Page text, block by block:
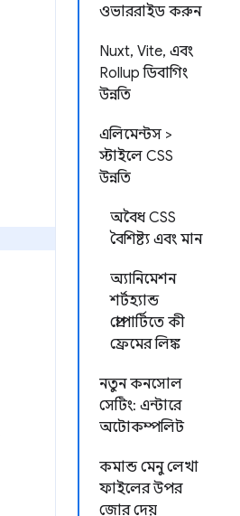
ওভাররাইড করুন
Nuxt, Vite, এবং
Rollup ডিবাগিং
উন্নতি
এলিমেন্টস >
স্টাইলে CSS
উন্নতি
অবৈধ CSS
বৈশিষ্ট্য এবং মান
অ্যানিমেশন
শর্টহ্যান্ড
প্রোপার্টিতে কী
ফ্রেমের লিঙ্ক
নতুন কনসোল
সেটিং: এন্টারে
অটোকম্পলিট
কমান্ড মেনু লেখা
ফাইলের উপর
জোর দেয়